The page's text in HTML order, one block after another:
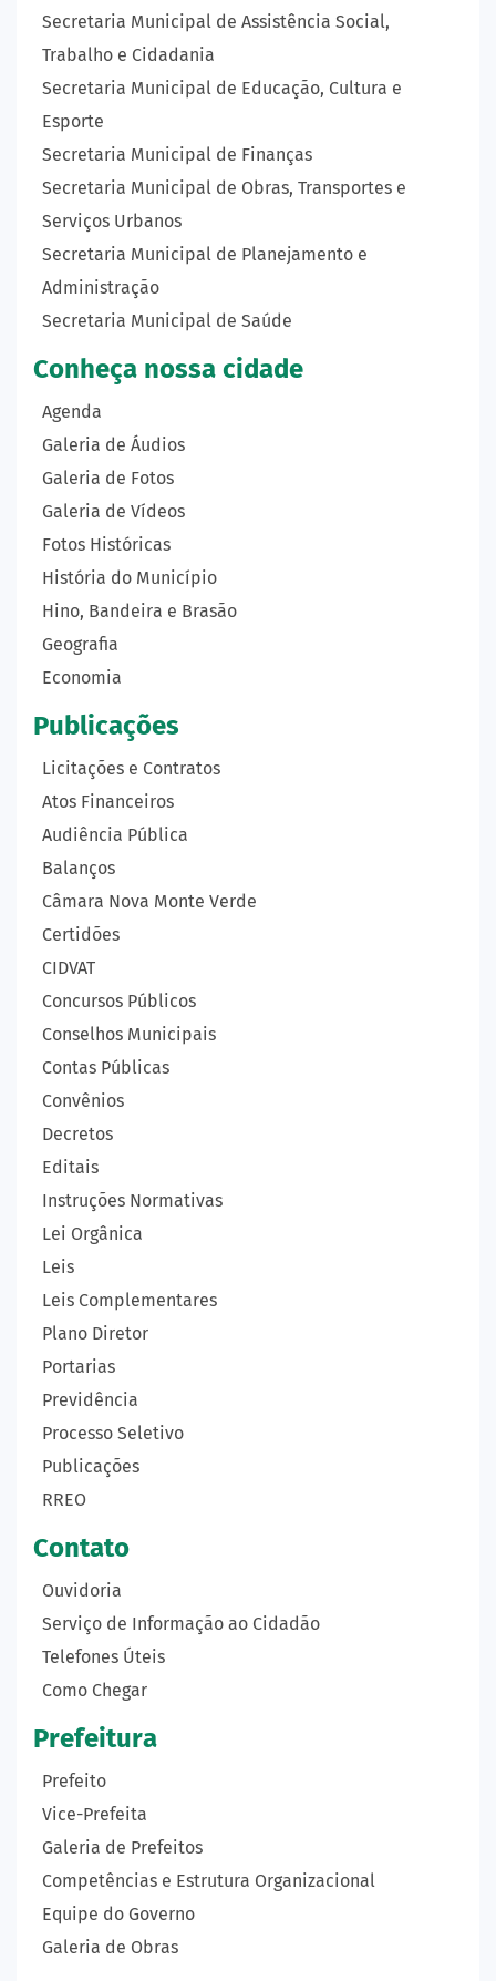
Secretaria Municipal de Assistência Social,
Trabalho e Cidadania
Secretaria Municipal de Educação, Cultura e
Esporte
Secretaria Municipal de Finanças
Secretaria Municipal de Obras, Transportes e
Serviços Urbanos
Secretaria Municipal de Planejamento e
Administração
Secretaria Municipal de Saúde
Conheça nossa cidade
Agenda
Galeria de Áudios
Galeria de Fotos
Galeria de Vídeos
Fotos Históricas
História do Município
Hino, Bandeira e Brasão
Geografia
Economia
Publicações
Licitações e Contratos
Atos Financeiros
Audiência Pública
Balanços
Câmara Nova Monte Verde
Certidões
CIDVAT
Concursos Públicos
Conselhos Municipais
Contas Públicas
Convênios
Decretos
Editais
Instruções Normativas
Lei Orgânica
Leis
Leis Complementares
Plano Diretor
Portarias
Previdência
Processo Seletivo
Publicações
RREO
Contato
Ouvidoria
Serviço de Informação ao Cidadão
Telefones Úteis
Como Chegar
Prefeitura
Prefeito
Vice-Prefeita
Galeria de Prefeitos
Competências e Estrutura Organizacional
Equipe do Governo
Galeria de Obras